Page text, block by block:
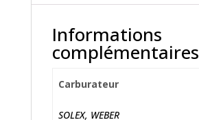
Informations
complémentaires
Carburateur
SOLEX, WEBER